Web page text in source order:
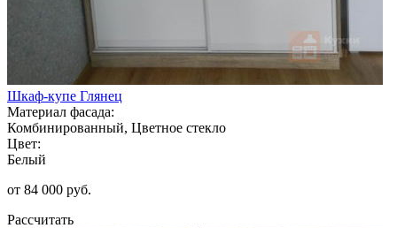
Шкаф-купе Глянец
Материал фасада:
Комбинированный, Цветное стекло
Цвет:
Белый
от 84 000 руб.
Рассчитать